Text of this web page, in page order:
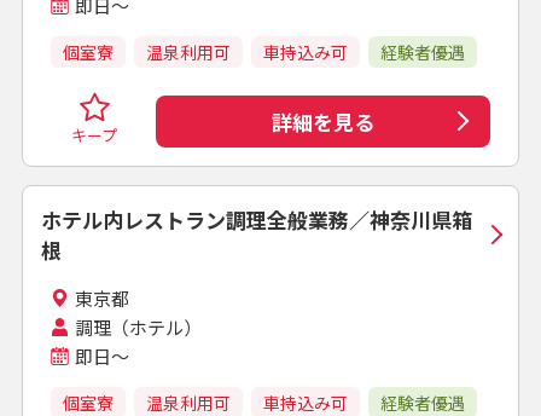
即日～
個室寮 温泉利用可 車持込み可 経験者優遇
キープ 詳細を見る
ホテル内レストラン調理全般業務／神奈川県箱
根
東京都
調理（ホテル）
即日～
個室寮 温泉利用可 車持込み可 経験者優遇